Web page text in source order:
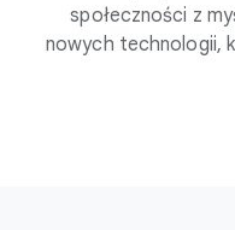
społeczności z
nowych technologii,